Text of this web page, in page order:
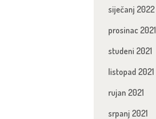
siječanj 2022
prosinac 2021
studeni 2021
listopad 2021
rujan 2021
srpanj 2021